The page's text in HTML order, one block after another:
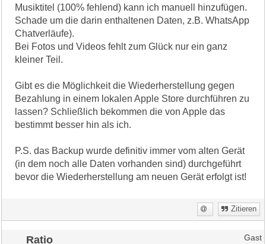
Musiktitel (100% fehlend) kann ich manuell hinzufügen.
Schade um die darin enthaltenen Daten, z.B. WhatsApp
Chatverläufe).
Bei Fotos und Videos fehlt zum Glück nur ein ganz
kleiner Teil.
Gibt es die Möglichkeit die Wiederherstellung gegen
Bezahlung in einem lokalen Apple Store durchführen zu
lassen? Schließlich bekommen die von Apple das
bestimmt besser hin als ich.
P.S. das Backup wurde definitiv immer vom alten Gerät
(in dem noch alle Daten vorhanden sind) durchgeführt
bevor die Wiederherstellung am neuen Gerät erfolgt ist!
Zitieren
Ratio Gast